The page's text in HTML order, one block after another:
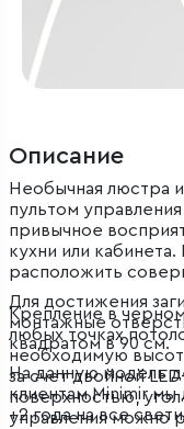
Описание
Необычная люстра
пультом
привычное
кухни или
расположить
Крепление в
любых точках
необходимую
за счет двойной
поверхностью,
управления можно
Для достижения
монтажные
квадратом в 90 см.
На данную модель
клиентам Minimir
+2 года на все